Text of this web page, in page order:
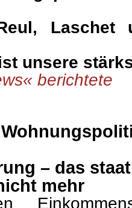
Laschet
unsere
berichtete
– das
mehr